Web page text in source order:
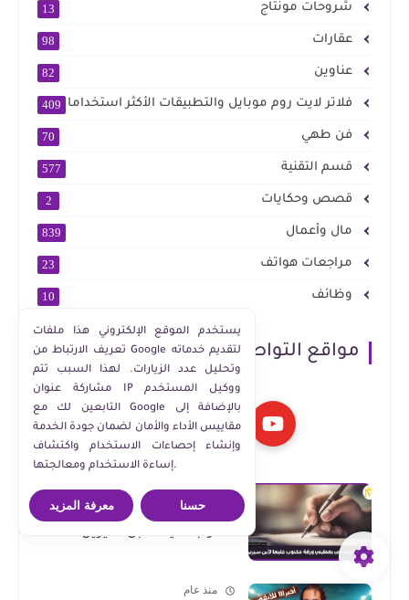
شروحات مونتاج 13
عقارات 98
عناوين 82
فلاتر لايت روم موبايل والتطبيقات الأكثر استخداما 409
فن طهي 70
قسم التقنية 577
قصص وحكايات 2
مال وأعمال 839
مراجعات هواتف 23
وظائف 10
مواقع التواصل الاجتماعي
منذ عام
تفسير حلم شخص يعطيني ورقة
مكتوب عليها لأبن سيرين
منذ عام
يستخدم الموقع الإلكتروني هذا ملفات
تعريف الارتباط من Google لتقديم خدماته
وتحليل عدد الزيارات. لهذا السبب تتم
مشاركة عنوان IP ووكيل المستخدم
التابعين لك مع Google بالإضافة إلى
مقاييس الأداء والأمان لضمان جودة الخدمة
وإنشاء إحصاءات الاستخدام واكتشاف
إساءة الاستخدام ومعالجتها.
معرفة المزيد حسنا